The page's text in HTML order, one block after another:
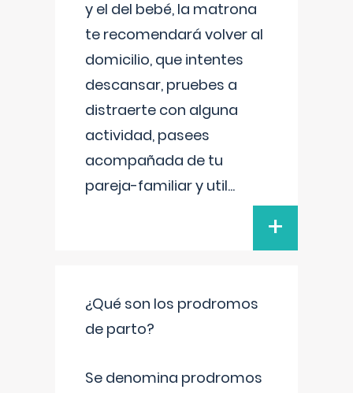
y el del bebé, la matrona
te recomendará volver al
domicilio, que intentes
descansar, pruebes a
distraerte con alguna
actividad, pasees
acompañada de tu
pareja-familiar y util...
+
¿Qué son los prodromos
de parto?
Se denomina prodromos